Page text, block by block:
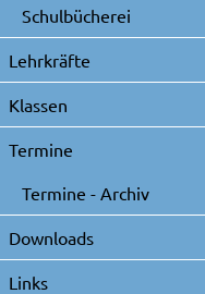
Schulbücherei
Lehrkräfte
Klassen
Termine
Termine - Archiv
Downloads
Links